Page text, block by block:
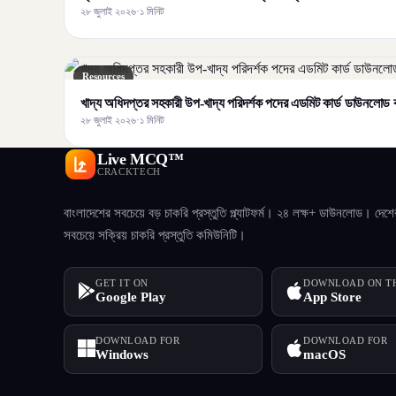
২৮ জুলাই ২০২৬·১ মিনিট
Resources
খাদ্য অধিদপ্তর সহকারী উপ-খাদ্য পরিদর্শক পদের এডমিট কার্ড
২৮ জুলাই ২০২৬·১ মিনিট
Live MCQ™
CRACKTECH
বাংলাদেশের সবচেয়ে বড় চাকরি প্রস্তুতি প্ল্যাটফর্ম। ২৪ লক্ষ+ ডাউনলোড।
সবচেয়ে সক্রিয় চাকরি প্রস্তুতি কমিউনিটি।
GET IT ON
Google Play
DOWNLOAD ON
App Store
DOWNLOAD FOR
Windows
DOWNLOAD FOR
macOS